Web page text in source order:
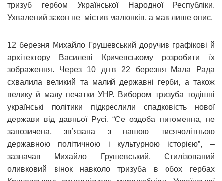
тризуб гербом Української Народної Республіки.
Ухвалений закон не містив малюнків, а мав лише опис.
12 березня Михайло Грушевський доручив графікові й
архітектору Василеві Кричевському розробити їх
зображення. Через 10 днів 22 березня Мала Рада
схвалила великий та малий державні герби, а також
велику й малу печатки УНР. Вибором тризуба тодішні
українські політики підкреслили спадковість нової
держави від давньої Русі. “Се оздоба питоменна, не
запозичена, зв’язана з нашою тисячолітньою
державною політичною і культурною історією”, –
зазначав Михайло Грушевський. Стилізований
оливковий вінок навколо тризуба в обох гербах